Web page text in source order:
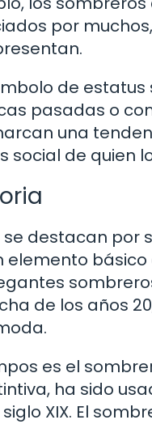
por
de
pasadas o
una
de quien
destacan por
elemento
de los años
es el
ha sido
XIX. El